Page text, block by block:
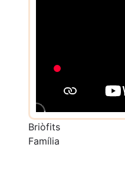
Briòfits
Família